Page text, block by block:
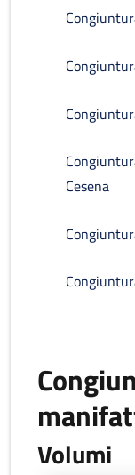
Cesena
Volumi